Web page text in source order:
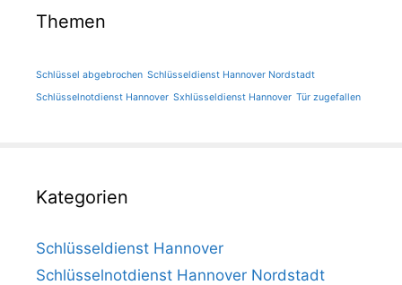
Themen
Schlüssel abgebrochen Schlüsseldienst Hannover Nordstadt
Schlüsselnotdienst Hannover Sxhlüsseldienst Hannover Tür zugefallen
Kategorien
Schlüsseldienst Hannover
Schlüsselnotdienst Hannover Nordstadt